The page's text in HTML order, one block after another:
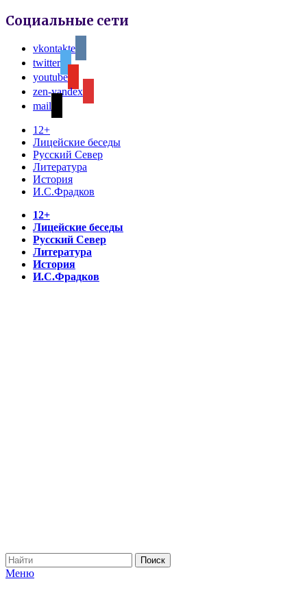
Социальные сети
vkontakte
twitter
youtube
zen-yandex
mail
12+
Лицейские беседы
Русский Север
Литература
История
И.С.Фрадков
12+
Лицейские беседы
Русский Север
Литература
История
И.С.Фрадков
Меню